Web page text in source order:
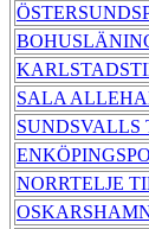
SALA
SUNDSVALLS
NORRTELJE